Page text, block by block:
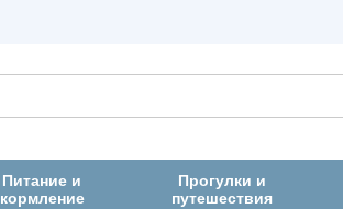
Питание и
кормление
Прогулки и
путешествия